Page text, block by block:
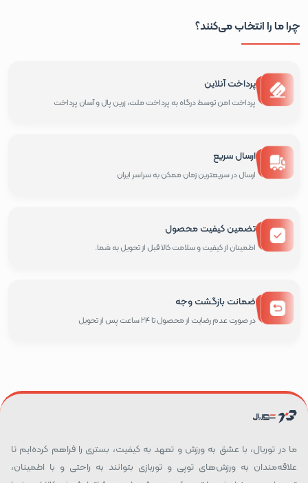
چرا ما را انتخاب می‌کنند؟
پرداخت آنلاین
پرداخت امن توسط درگاه به پرداخت ملت، زرین پال و آسان پرداخت
ارسال سریع
ارسال در سریعترین زمان ممکن به سراسر ایران
تضمین کیفیت محصول
اطمینان از کیفیت و سلامت کالا قبل از تحویل به شما.
ضمانت بازگشت وجه
در صورت عدم رضایت از محصول تا 24 ساعت پس از تحویل
ما در توربال، با عشق به ورزش و تعهد به کیفیت، بستری را فراهم کرده‌ایم تا
علاقه‌مندان به ورزش‌های توپی و توربازی بتوانند به راحتی و با اطمینان،